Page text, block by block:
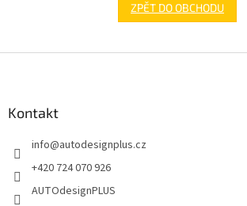
ZPĚT DO OBCHODU
Kontakt
info@autodesignplus.cz
+420 724 070 926
AUTOdesignPLUS